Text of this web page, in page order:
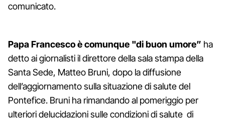
comunicato.
Papa Francesco è comunque "di buon umore” ha
detto ai giornalisti il direttore della sala stampa della
Santa Sede, Matteo Bruni, dopo la diffusione
dell’aggiornamento sulla situazione di salute del
Pontefice. Bruni ha rimandando al pomeriggio per
ulteriori delucidazioni sulle condizioni di salute di